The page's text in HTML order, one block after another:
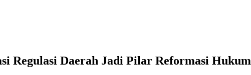
Regulasi Daerah Jadi Pilar Reformasi Hukum